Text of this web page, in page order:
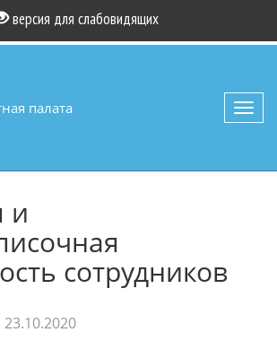
версия для слабовидящих
палата
и
сотрудников
23.10.2020